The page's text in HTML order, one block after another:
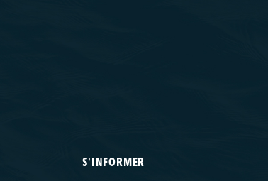
S'INFORMER